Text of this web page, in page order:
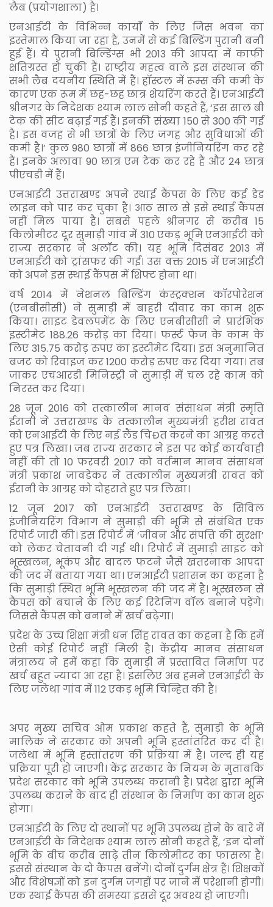
लैब (प्रयोगशाला) है।
एनआईटी के विभिन्न कार्यों के लिए जिस भवन का
इस्तेमाल किया जा रहा है, उनमें से कई बिल्डिंग पुरानी बनी
हुई हैं। ये पुरानी बिल्डिंग्स भी 2013 की आपदा में काफी
क्षतिग्रस्त हो चुकी हैं। राष्ट्रीय महत्व वाले इस संस्थान की
सभी लैब दयनीय स्थिति में हैं। हॉस्टल में रूम्स की कमी के
कारण एक रूम में छह-छह छात्र शेयरिंग करते हैं। एनआईटी
श्रीनगर के निदेशक श्याम लाल सोनी कहते हैं, ‘इस साल बी
टेक की सीट बढ़ाई गई हैं। इनकी संख्या 150 से 300 की गई
है। इस वजह से भी छात्रों के लिए जगह और सुविधाओं की
कमी है।’ कुल 980 छात्रों में 866 छात्र इंजीनियरिंग कर रहे
हैं। इनके अलावा 90 छात्र एम टेक कर रहे हैं और 24 छात्र
पीएचडी में हैं।
एनआईटी उत्तराखण्ड अपने स्थाई कैंपस के लिए कई डेड
लाइन को पार कर चुका है। आठ साल से इसे स्थाई कैंपस
नहीं मिल पाया है। सबसे पहले श्रीनगर से करीब 15
किलोमीटर दूर सुमाड़ी गांव में 310 एकड़ भूमि एनआईटी को
राज्य सरकार ने अलॉट की। यह भूमि दिसंबर 2013 में
एनआईटी को ट्रांसफर की गई। उस वक्त 2015 में एनआईटी
को अपने इस स्थाई कैंपस में शिफ्ट होना था।
वर्ष 2014 में नेशनल बिल्डिंग कंस्ट्रक्शन कॉरपोरेशन
(एनबीसीसी) ने सुमाड़ी में बाहरी दीवार का काम शुरू
किया। साइट डेवलपमेंट के लिए एनबीसीसी ने प्रारंभिक
इस्टीमेट 188.26 करोड़ का दिया। फर्स्ट फेज के काम के
लिए 315.75 करोड़ रुपए का इस्टीमेट दिया। इस अनुमानित
बजट को रिवाइज कर 1200 करोड़ रुपए कर दिया गया। तब
जाकर एचआरडी मिनिस्ट्री ने सुमाड़ी में चल रहे काम को
निरस्त कर दिया।
28 जून 2016 को तत्कालीन मानव संसाधन मंत्री स्मृति
ईरानी ने उत्तराखण्ड के तत्कालीन मुख्यमंत्री हरीश रावत
को एनआईटी के लिए नई लैंड चिÐत करने का आग्रह करते
हुए पत्र लिखा। जब राज्य सरकार ने इस पर कोई कार्यवाही
नहीं की तो 10 फरवरी 2017 को वर्तमान मानव संसाधन
मंत्री प्रकाश जावडेकर ने तत्कालीन मुख्यमंत्री रावत को
ईरानी के आग्रह को दोहराते हुए पत्र लिखा।
12 जून 2017 को एनआईटी उत्तराखण्ड के सिविल
इंजीनियरिंग विभाग ने सुमाड़ी की भूमि से संबंधित एक
रिपोर्ट जारी की। इस रिपोर्ट में ‘जीवन और संपत्ति की सुरक्षा’
को लेकर चेतावनी दी गई थी। रिपोर्ट में सुमाड़ी साइट को
भूस्खलन, भूकंप और बादल फटने जैसे खतरनाक आपदा
की जद में बताया गया था। एनआईटी प्रशासन का कहना है
कि सुमाड़ी स्थित भूमि भूस्खलन की जद में है। भूस्खलन से
कैंपस को बचाने के लिए कई रिटेनिंग वॉल बनाने पड़ेंगे।
जिससे कैंपस को बनाने में खर्च बढ़ेगा।
प्रदेश के उच्च शिक्षा मंत्री धन सिंह रावत का कहना है कि हमें
ऐसी कोई रिपोर्ट नहीं मिली है। केंद्रीय मानव संसाधन
मंत्रालय ने हमें कहा कि सुमाड़ी में प्रस्तावित निर्माण पर
खर्च बहुत ज्यादा आ रहा है। इसलिए अब हमने एनआईटी के
लिए जलेथा गांव में 112 एकड़ भूमि चिन्हित की है।
अपर मुख्य सचिव ओम प्रकाश कहते हैं, सुमाड़ी के भूमि
मालिक ने सरकार को अपनी भूमि हस्तांतरित कर दी है।
जलेथा में भूमि हस्तांतरण की प्रक्रिया में है। जल्द ही यह
प्रक्रिया पूरी हो जाएगी। केंद्र सरकार के नियम के मुताबकि
प्रदेश सरकार को भूमि उपलब्ध करानी है। प्रदेश द्वारा भूमि
उपलब्ध कराने के बाद ही संस्थान के निर्माण का काम शुरू
होगा।
एनआईटी के लिए दो स्थानों पर भूमि उपलब्ध होने के बारे में
एनआईटी के निदेशक श्याम लाल सोनी कहते हैं, ‘इन दोनों
भूमि के बीच करीब साढ़े तीन किलोमीटर का फासला है।
इससे संस्थान के दो कैंपस बनेंगे। दोनों दुर्गम क्षेत्र हैं। शिक्षकों
और विशेषज्ञों को इन दुर्गम जगहों पर जाने में परेशानी होगी।
एक स्थाई कैंपस की समस्या इससे दूर अवश्य हो जाएगी।